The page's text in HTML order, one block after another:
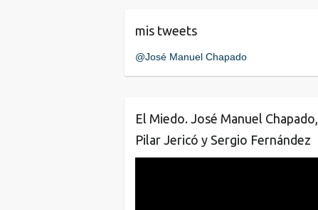
b
o
k
n
mis tweets
@José Manuel Chapado
El Miedo. José Manuel Chapado,
Pilar Jericó y Sergio Fernández